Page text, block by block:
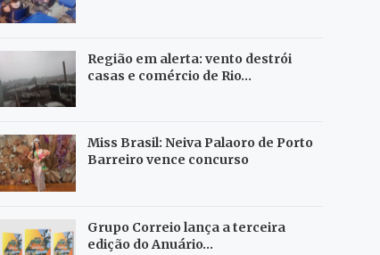
Região em alerta: vento destrói
casas e comércio de Rio…
Miss Brasil: Neiva Palaoro de Porto
Barreiro vence concurso
Grupo Correio lança a terceira
edição do Anuário…